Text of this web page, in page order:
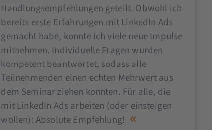
Handlungsempfehlungen geteilt. Obwohl ich
bereits erste Erfahrungen mit LinkedIn Ads
gemacht habe, konnte ich viele neue Impulse
mitnehmen. Individuelle Fragen wurden
kompetent beantwortet, sodass alle
Teilnehmenden einen echten Mehrwert aus
dem Seminar ziehen konnten. Für alle, die
mit LinkedIn Ads arbeiten (oder einsteigen
wollen): Absolute Empfehlung!